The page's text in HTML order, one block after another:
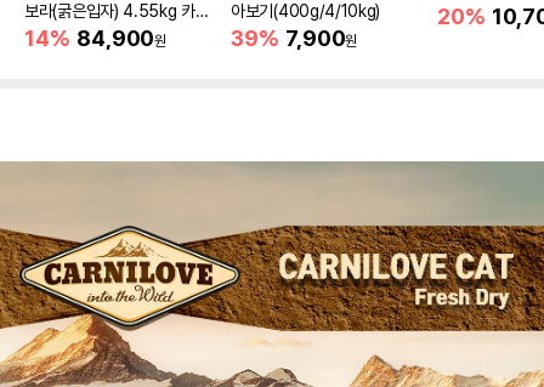
보라(굵은입자) 4.55kg 카사
바모래
14% 84,900원
아보기(400g/4/10kg)
39% 7,900원
20%